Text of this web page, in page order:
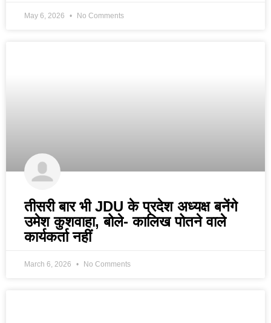
May 6, 2026 No Comments
तीसरी बार भी JDU के प्रदेश अध्यक्ष बनेंगे
उमेश कुशवाहा, बोले- कालिख पोतने वाले
कार्यकर्ता नहीं
March 6, 2026 No Comments